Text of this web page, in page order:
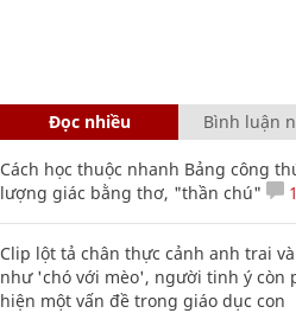
Đọc nhiều Bình luận
Cách học thuộc nhanh Bảng công
lượng giác bằng thơ, "thần chú"
Clip lột tả chân thực cảnh anh trai
như 'chó với mèo', người tinh ý còn
hiện một vấn đề trong giáo dục con